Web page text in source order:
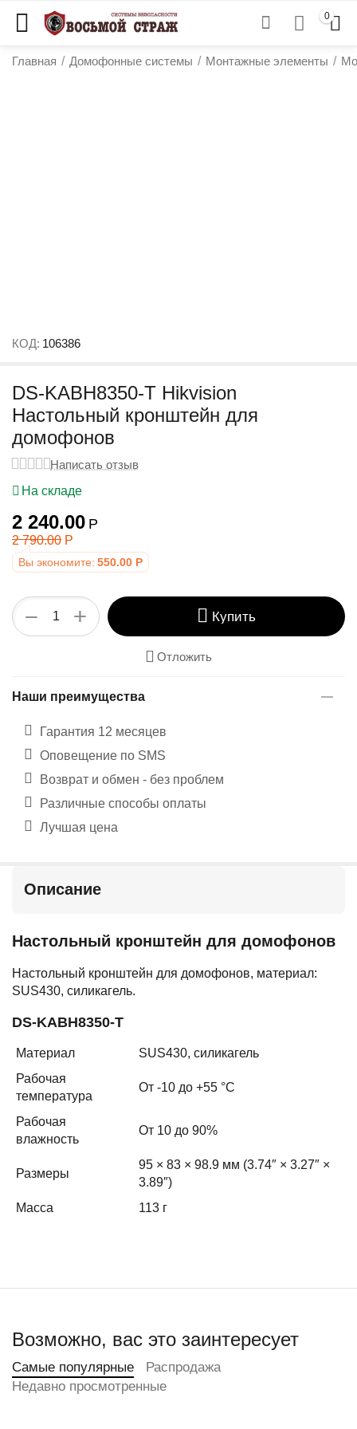
0
Главная / Домофонные системы / Монтажные элементы /
КОД: 106386
DS-KABH8350-T Hikvision
Настольный кронштейн для
домофонов
Написать отзыв
На складе
2 240.00 Р
2 790.00 Р
Вы экономите: 550.00 Р
+
− Купить
Отложить
Наши преимущества
Гарантия 12 месяцев
Оповещение по SMS
Возврат и обмен - без проблем
Различные способы оплаты
Лучшая цена
Описание
Настольный кронштейн для домофонов
Настольный кронштейн для домофонов, материал:
SUS430, силикагель.
DS-KABH8350-T
Материал
SUS430, силикагель
Рабочая
температура
От -10 до +55 °C
Рабочая
влажность
От 10 до 90%
Размеры
95 × 83 × 98.9 мм (3.74″ × 3.27″ ×
3.89″)
Масса
113 г
Возможно, вас это заинтересует
Самые популярные
Распродажа
Недавно просмотренные